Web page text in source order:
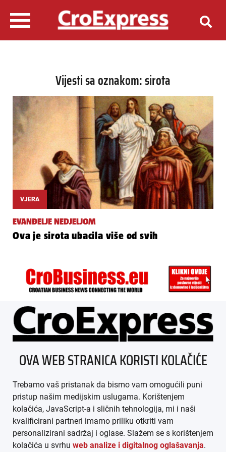
Vijesti sa oznakom: sirota
VJERA
EVANĐELJE NEDJELJOM
Ova je sirota ubacila više od svih
ÜBER UNS
IMPRESSUM
AGB
DATENSCHUTZ
MEDIADATEN
OVA WEB STRANICA KORISTI KOLAČIĆE
Trebamo vaš pristanak da bismo vam omogućili puni
pristup našim medijskim uslugama. Korištenjem
kolačića, JavaScript-a i sličnih tehnologija, mi i naši
kvalificirani partneri imamo priliku otkriti vam
personalizirani sadržaj i oglase. Slažem se s korištenjem
kolačića u svrhu web analize i digitalnog oglašavanja.